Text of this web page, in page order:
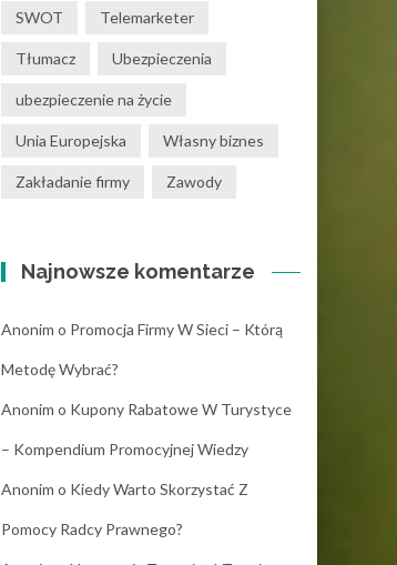
30
Program do obiegu
dokumentów – jak to
często opiera się na mailach,
ustaleniach”. Dopóki zespół
jest mały to...
Działalność gospodarcza
SWOT Telemarketer
Tłumacz Ubezpieczenia
ubezpieczenie na życie
Unia Europejska Własny biznes
Zakładanie firmy Zawody
Najnowsze komentarze
Anonim o Promocja Firmy W Sieci – Którą
Metodę Wybrać?
Anonim o Kupony Rabatowe W Turystyce
– Kompendium Promocyjnej Wiedzy
Anonim o Kiedy Warto Skorzystać Z
Pomocy Radcy Prawnego?